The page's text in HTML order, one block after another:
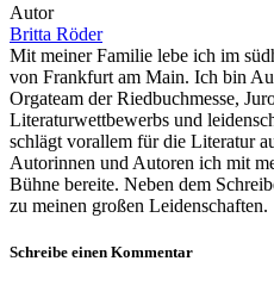
Autor
Britta Röder
Mit meiner Familie lebe ich im
von Frankfurt am Main. Ich bin
Orgateam der Riedbuchmesse,
Literaturwettbewerbs und
schlägt vorallem für die Literatur
Autorinnen und Autoren ich mit
Bühne bereite. Neben dem
zu meinen großen Leidenschaften.
Schreibe einen Kommentar